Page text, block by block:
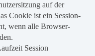
auf der
Cookie ist ein Session-
wenn alle Browser-
Session